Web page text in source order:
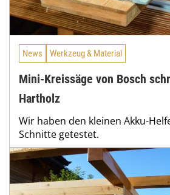
News Werkzeug & Material
Mini-Kreissäge von Bosch
Hartholz
Wir haben den kleinen Akku-
Schnitte getestet.